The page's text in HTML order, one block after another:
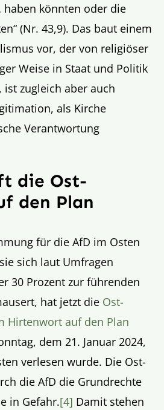
könnten oder die
(Nr. 43,9). Das baut einem
vor, der von religiöser
Weise in Staat und Politik
zugleich aber auch
als Kirche
Verantwortung
die Ost-
den Plan
für die AfD im Osten
sich laut Umfragen
30 Prozent zur führenden
hat jetzt die Ost-
Hirtenwort auf den Plan
dem 21. Januar 2024,
verlesen wurde. Die Ost-
die AfD die Grundrechte
in Gefahr.[4] Damit stehen